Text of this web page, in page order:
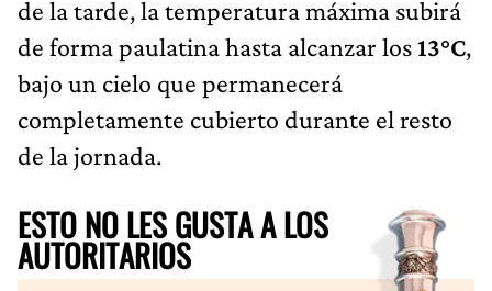
de la tarde, la temperatura máxima subirá
de forma paulatina hasta alcanzar los13°C,
bajo un cielo que permanecerá
completamente cubierto durante el resto
de la jornada.
ESTO NO LES GUSTA A LOS
AUTORITARIOS